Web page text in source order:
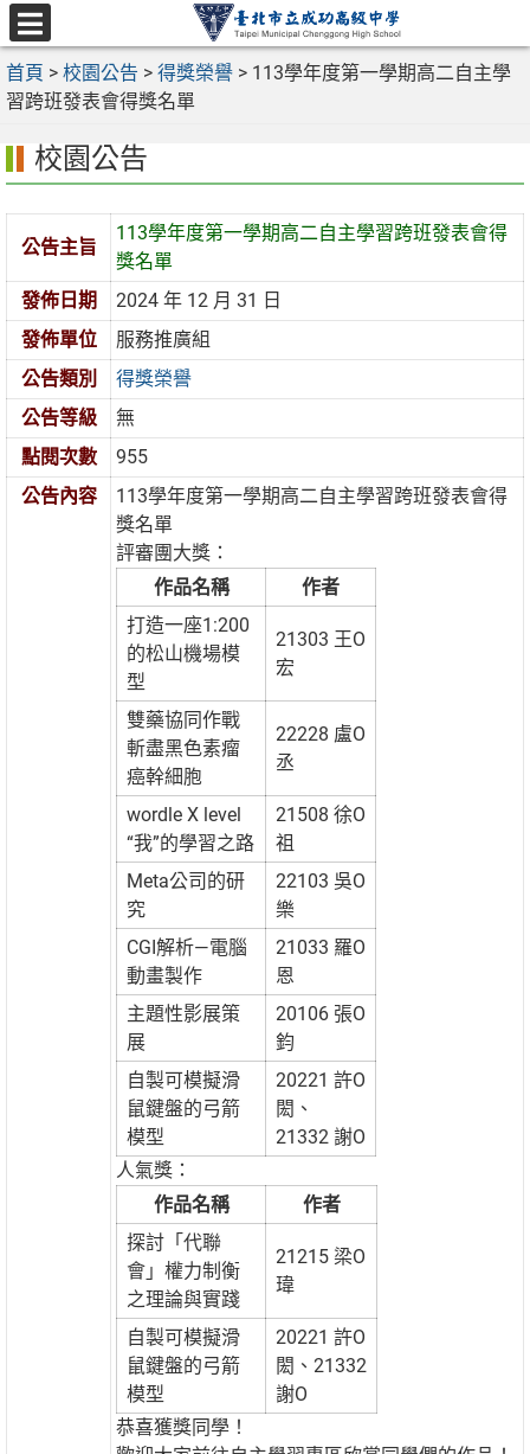
跳
至
主
要
區
選
單
首頁 > 校園公告 > 得獎榮譽 > 113學年度第一學期高二自主學
習跨班發表會得獎名單
校園公告
公告主旨
113學年度第一學期高二自主學習跨班發表會得
獎名單
發佈日期
2024 年 12 月 31 日
發佈單位
服務推廣組
公告類別
得獎榮譽
公告等級
無
點閱次數
955
公告內容
113學年度第一學期高二自主學習跨班發表會得
獎名單
評審團大獎：
作品名稱
作者
打造一座1:200
的松山機場模
型
21303 王O
宏
雙藥協同作戰
斬盡黑色素瘤
癌幹細胞
22228 盧O
丞
wordle X level
“我”的學習之路
21508 徐O
祖
Meta公司的研
究
22103 吳O
樂
CGI解析—電腦
動畫製作
21033 羅O
恩
主題性影展策
展
20106 張O
鈞
自製可模擬滑
鼠鍵盤的弓箭
模型
20221 許O
閎、
21332 謝O
人氣獎：
作品名稱
作者
探討「代聯
會」權力制衡
之理論與實踐
21215 梁O
瑋
自製可模擬滑
鼠鍵盤的弓箭
模型
20221 許O
閎、21332
謝O
恭喜獲獎同學！